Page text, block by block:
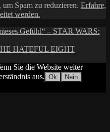
Spam zu reduzieren. Erfahre,
werden.
Gefühl“ – STAR WARS:
HATEFUL EIGHT
Sie die Website weiter
aus. Ok
Nein